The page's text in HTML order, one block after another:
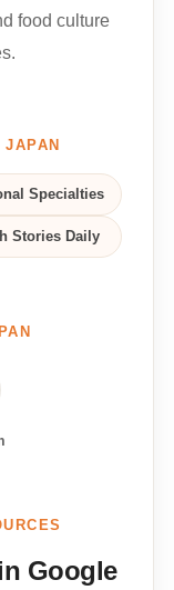
food culture
Specialties
Stories Daily
Google